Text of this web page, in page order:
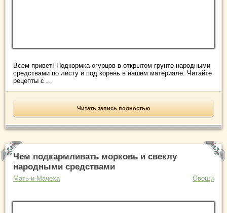
Всем привет! Подкормка огурцов в открытом грунте народными
средствами по листу и под корень в нашем материале. Читайте
рецепты с ...
Читать запись полностью
Чем подкармливать морковь и свеклу
народными средствами
Мать-и-Мачеха Овощи